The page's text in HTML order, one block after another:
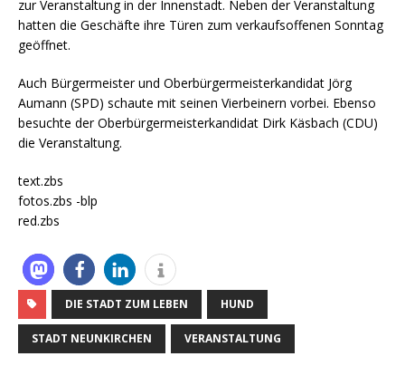
zur Veranstaltung in der Innenstadt. Neben der Veranstaltung
hatten die Geschäfte ihre Türen zum verkaufsoffenen Sonntag
geöffnet.
Auch Bürgermeister und Oberbürgermeisterkandidat Jörg
Aumann (SPD) schaute mit seinen Vierbeinern vorbei. Ebenso
besuchte der Oberbürgermeisterkandidat Dirk Käsbach (CDU)
die Veranstaltung.
text.zbs
fotos.zbs -blp
red.zbs
DIE STADT ZUM LEBEN HUND
STADT NEUNKIRCHEN VERANSTALTUNG